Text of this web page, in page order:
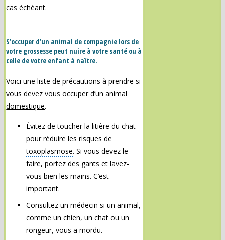
cas échéant.
S’occuper d’un animal de compagnie lors de
votre grossesse peut nuire à votre santé ou à
celle de votre enfant à naître.
Voici une liste de précautions à prendre si
vous devez vousoccuper d’un animal
domestique.
Évitez de toucher la litière du chat
pour réduire les risques de
toxoplasmose. Si vous devez le
faire, portez des gants et lavez-
vous bien les mains. C’est
important.
Consultez un médecin si un animal,
comme un chien, un chat ou un
rongeur, vous a mordu.